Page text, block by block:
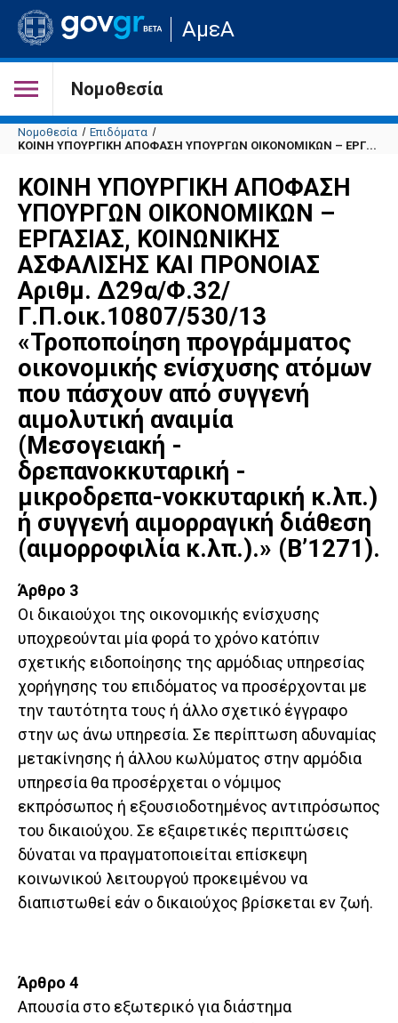
Μετάβαση
στην
σελίδα
του
ΑμεΑ
Νομοθεσία
Νομοθεσία
Επιδόματα
ΚΟΙΝΗ ΥΠΟΥΡΓΙΚΗ ΑΠΟΦΑΣΗ ΥΠΟΥΡΓΩΝ ΟΙΚΟΝΟΜΙΚΩΝ – ΕΡΓ...
ΚΟΙΝΗ ΥΠΟΥΡΓΙΚΗ ΑΠΟΦΑΣΗ
ΥΠΟΥΡΓΩΝ ΟΙΚΟΝΟΜΙΚΩΝ –
ΕΡΓΑΣΙΑΣ, ΚΟΙΝΩΝΙΚΗΣ
ΑΣΦΑΛΙΣΗΣ ΚΑΙ ΠΡΟΝΟΙΑΣ
Αριθμ. Δ29α/Φ.32/
Γ.Π.οικ.10807/530/13
«Τροποποίηση προγράμματος
οικονομικής ενίσχυσης ατόμων
που πάσχουν από συγγενή
αιμολυτική αναιμία
(Μεσογειακή -
δρεπανοκκυταρική -
μικροδρεπα-νοκκυταρική κ.λπ.)
ή συγγενή αιμορραγική διάθεση
(αιμορροφιλία κ.λπ.).» (Β’1271).
Άρθρο 3
Οι δικαιούχοι της οικονομικής ενίσχυσης
υποχρεούνται μία φορά το χρόνο κατόπιν
σχετικής ειδοποίησης της αρμόδιας υπηρεσίας
χορήγησης του επιδόματος να προσέρχονται με
την ταυτότητα τους ή άλλο σχετικό έγγραφο
στην ως άνω υπηρεσία. Σε περίπτωση αδυναμίας
μετακίνησης ή άλλου κωλύματος στην αρμόδια
υπηρεσία θα προσέρχεται ο νόμιμος
εκπρόσωπος ή εξουσιοδοτημένος αντιπρόσωπος
του δικαιούχου. Σε εξαιρετικές περιπτώσεις
δύναται να πραγματοποιείται επίσκεψη
κοινωνικού λειτουργού προκειμένου να
διαπιστωθεί εάν ο δικαιούχος βρίσκεται εν ζωή.
Άρθρο 4
Απουσία στο εξωτερικό για διάστημα